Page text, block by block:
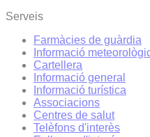
Serveis
Farmàcies de guàrdia
Informació
Cartellera
Informació general
Informació turística
Associacions
Centres de salut
Telèfons d'interès